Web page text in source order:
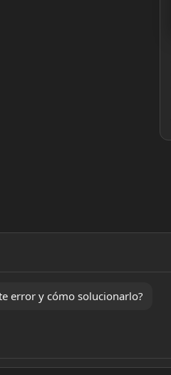
error y cómo solucionarlo?